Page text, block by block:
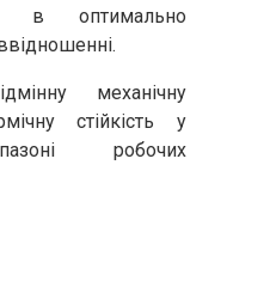
в оптимально
механічну
стійкість у
робочих